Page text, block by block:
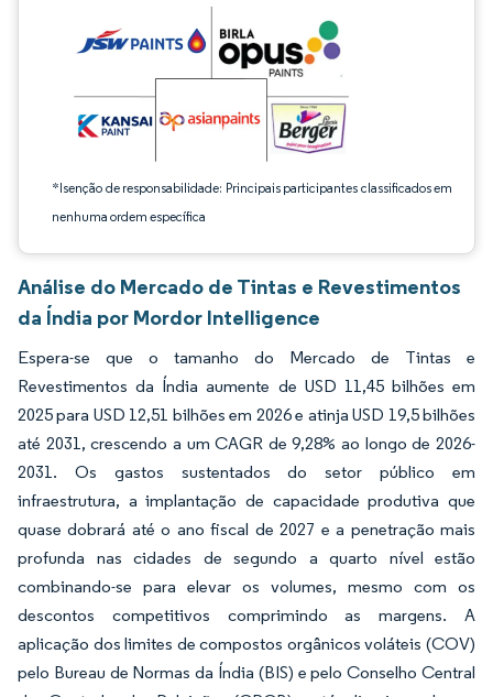
*Isenção de responsabilidade: Principais participantes classificados em
nenhuma ordem específica
Análise do Mercado de Tintas e Revestimentos
da Índia por Mordor Intelligence
Espera-se que o tamanho do Mercado de Tintas e
Revestimentos da Índia aumente de USD 11,45 bilhões em
2025 para USD 12,51 bilhões em 2026 e atinja USD 19,5 bilhões
até 2031, crescendo a um CAGR de 9,28% ao longo de 2026-
2031. Os gastos sustentados do setor público em
infraestrutura, a implantação de capacidade produtiva que
quase dobrará até o ano fiscal de 2027 e a penetração mais
profunda nas cidades de segundo a quarto nível estão
combinando-se para elevar os volumes, mesmo com os
descontos competitivos comprimindo as margens. A
aplicação dos limites de compostos orgânicos voláteis (COV)
pelo Bureau de Normas da Índia (BIS) e pelo Conselho Central